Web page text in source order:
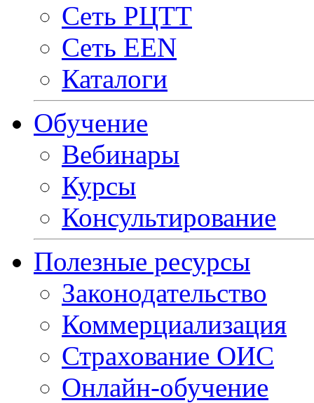
Сеть РЦТТ
Сеть EEN
Каталоги
Обучение
Вебинары
Курсы
Консультирование
Полезные ресурсы
Законодательство
Коммерциализация
Страхование ОИС
Онлайн-обучение